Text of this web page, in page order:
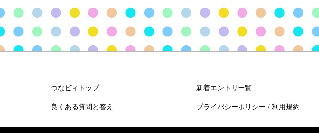
つなビィトップ 新着エントリ一覧
良くある質問と答え
プライバシーポリシー / 利用規約